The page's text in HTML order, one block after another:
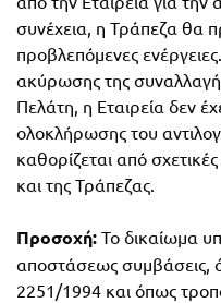
εκπαιδευτικού
Πανελλήνιοι
Μαθητικοί
Διαγωνισμοί
Παζλ και
Επιτραπέζια
Τάξη
Ε.ΠΑΛ.
Για
όλο
το
συνέχεια, η Τράπεζα θα
προβλεπόμενες
ακύρωσης της
Πελάτη, η Εταιρεία δεν
ολοκλήρωσης του
καθορίζεται από
και της Τράπεζας.
Προσοχή: Το δικαίωμα
αποστάσεως συμβάσεις,
2251/1994 και όπως